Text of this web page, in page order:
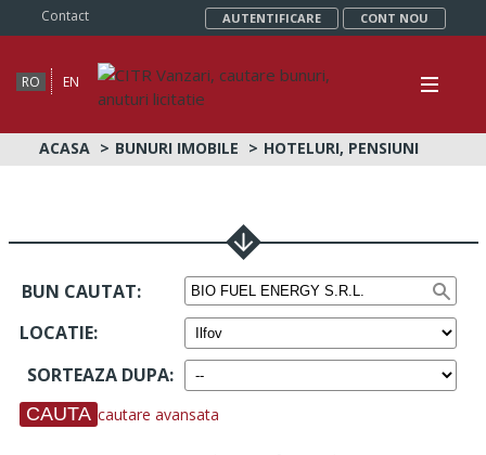
Contact AUTENTIFICARE CONT NOU
RO EN
ACASA BUNURI IMOBILE HOTELURI, PENSIUNI
BUN CAUTAT:
LOCATIE:
SORTEAZA DUPA:
cautare avansata